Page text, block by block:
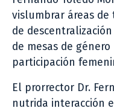
vislumbrar áreas
de
de mesas de
participación
El prorrector Dr.
nutrida interacción